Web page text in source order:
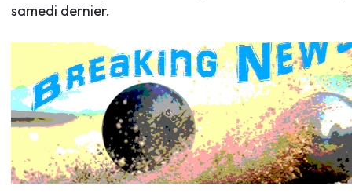
samedi dernier.